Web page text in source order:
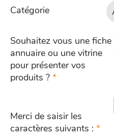
Catégorie
Souhaitez vous une fiche
annuaire ou une vitrine
pour présenter vos
produits ? *
Merci de saisir les
caractères suivants : *